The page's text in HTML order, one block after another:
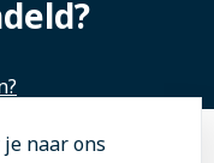
naar ons